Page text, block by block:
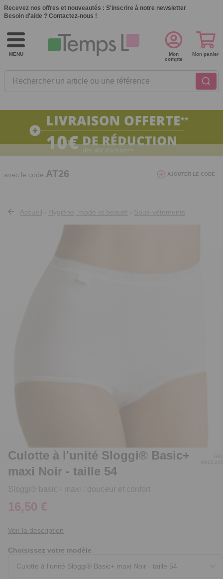
Recevez nos offres et nouveautés : S'inscrire à notre newsletter
Besoin d'aide ? Contactez-nous !
MENU
Rechercher un article ou une référence
Mon
compte
Mon panier
10€ de réduction dès 40€ d'achat. Offre
valable du 03/08/2026 au 12/08/2026.
avec le code AT26 AJOUTER LE CODE
Accueil Hygiène, mode et beauté Sous-vêtements
Culotte à l'unité Sloggi® Basic+
maxi Noir - taille 54
Sloggi® basic+ maxi : douceur et confort
16,50 €
Voir la description
Choisissez votre modèle